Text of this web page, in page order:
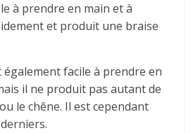
à prendre en main et à
et produit une braise
également facile à prendre en
il ne produit pas autant de
le chêne. Il est cependant